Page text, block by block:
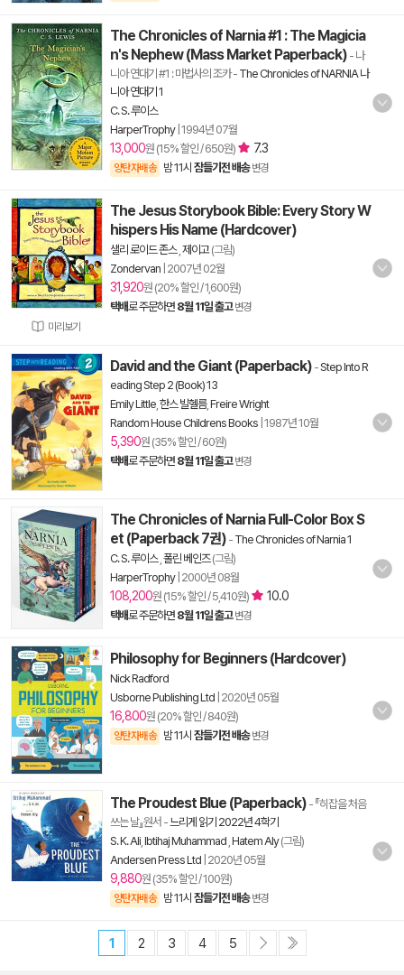
The Chronicles of Narnia #1 : The Magicia
n's Nephew (Mass Market Paperback) - 나
니아 연대기 #1 : 마법사의 조카- The Chronicles of NARNIA 나
니아 연대기 1
C. S. 루이스
HarperTrophy| 1994년 07월
13,000원 (15% 할인 / 650원) 7.3
양탄자배송 밤 11시 잠들기전 배송 변경
미리보기
The Jesus Storybook Bible: Every Story W
hispers His Name (Hardcover)
샐리 로이드 존스, 제이고(그림)
Zondervan 2007년 02월
31,920원 (20% 할인 / 1,600원)
택배로 주문하면 8월 11일 출고 변경
David and the Giant (Paperback) -Step Into R
eading Step 2 (Book) 13
Emily Little 한스 빌헬름, Freire Wright
Random House Childrens Books 1987년 10월
5,390원 (35% 할인 / 60원)
택배로 주문하면 8월 11일 출고 변경
The Chronicles of Narnia Full-Color Box S
et (Paperback 7권) - The Chronicles of Narnia 1
C. S. 루이스, 폴린 베인즈(그림)
HarperTrophy| 2000년 08월
108,200원 (15% 할인 / 5,410원) 10.0
택배로 주문하면 8월 11일 출고 변경
Philosophy for Beginners (Hardcover)
Nick Radford
Usborne Publishing Ltd 2020년 05월
16,800원 (20% 할인 / 840원)
양탄자배송 밤 11시 잠들기전 배송 변경
The Proudest Blue (Paperback) - 『히잡을 처음
쓰는 날』원서 -느리게 읽기 2022년 4학기
S. K. Ali Ibtihaj Muhammad Hatem Aly(그림)
Andersen Press Ltd 2020년 05월
9,880원 (35% 할인 / 100원)
양탄자배송 밤 11시 잠들기전 배송 변경
1 2 3 4 5